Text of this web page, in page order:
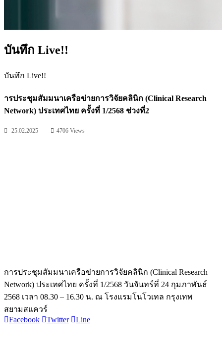
บันทึก Live!!
บันทึก Live!!
ารประชุมสัมมนาเครือข่ายการวิจัยคลินิก (Clinical Research
Network) ประเทศไทย ครั้งที่ 1/2568 ช่วงที่2
25.02.2025 4706 Views
การประชุมสัมมนาเครือข่ายการวิจัยคลินิก (Clinical Research
Network) ประเทศไทย ครั้งที่ 1/2568 วันจันทร์ที่ 24 กุมภาพันธ์
2568 เวลา 08.30 – 16.30 น. ณ โรงแรมโนโวเทล กรุงเทพ
สยามสแควร์
Facebook
Twitter Line